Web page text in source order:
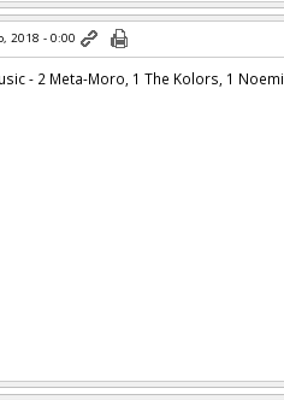
2018 - 0:00
- 2 Meta-Moro, 1 The Kolors, 1 Noemi